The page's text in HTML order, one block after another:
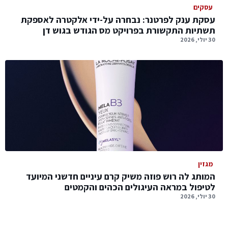
עסקים
עסקת ענק לפרטנר: נבחרה על-ידי אלקטרה לאספקת
תשתיות התקשורת בפרויקט מס הגודש בגוש דן
30 יולי, 2026
מגזין
המותג לה רוש פוזה משיק קרם עיניים חדשני המיועד
לטיפול במראה העיגולים הכהים והקמטים
30 יולי, 2026